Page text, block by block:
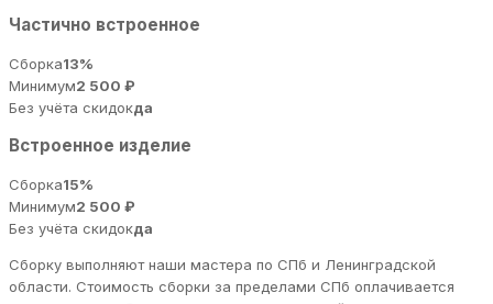
Частично встроенное
Сборка13%
Минимум2 500 ₽
Без учёта скидокда
Встроенное изделие
Сборка15%
Минимум2 500 ₽
Без учёта скидокда
Сборку выполняют наши мастера по СПб и Ленинградской
области. Стоимость сборки за пределами СПб оплачивается